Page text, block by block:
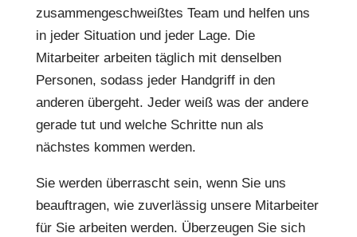
zusammengeschweißtes Team und helfen uns
in jeder Situation und jeder Lage. Die
Mitarbeiter arbeiten täglich mit denselben
Personen, sodass jeder Handgriff in den
anderen übergeht. Jeder weiß was der andere
gerade tut und welche Schritte nun als
nächstes kommen werden.
Sie werden überrascht sein, wenn Sie uns
beauftragen, wie zuverlässig unsere Mitarbeiter
für Sie arbeiten werden. Überzeugen Sie sich